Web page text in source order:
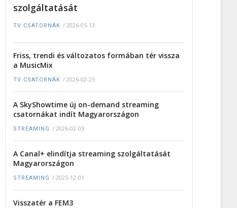
szolgáltatását
TV CSATORNÁK / 2026-05-13
Friss, trendi és változatos formában tér vissza
a MusicMix
TV CSATORNÁK / 2026-02-25
A SkyShowtime új on-demand streaming
csatornákat indít Magyarországon
STREAMING / 2026-02-03
A Canal+ elindítja streaming szolgáltatását
Magyarországon
STREAMING / 2025-12-01
Visszatér a FEM3